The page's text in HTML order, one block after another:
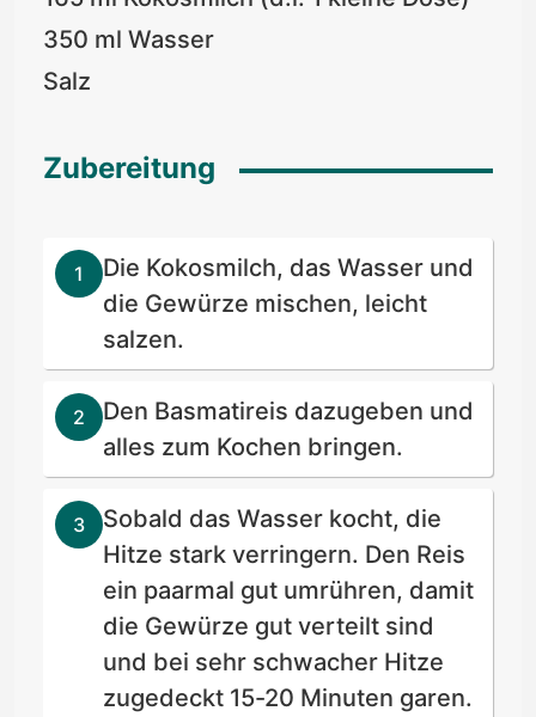
350 ml Wasser
Salz
Zubereitung
Die Kokosmilch, das Wasser und
die Gewürze mischen, leicht
salzen.
Den Basmatireis dazugeben und
alles zum Kochen bringen.
Sobald das Wasser kocht, die
Hitze stark verringern. Den Reis
ein paarmal gut umrühren, damit
die Gewürze gut verteilt sind
und bei sehr schwacher Hitze
zugedeckt 15-20 Minuten garen.